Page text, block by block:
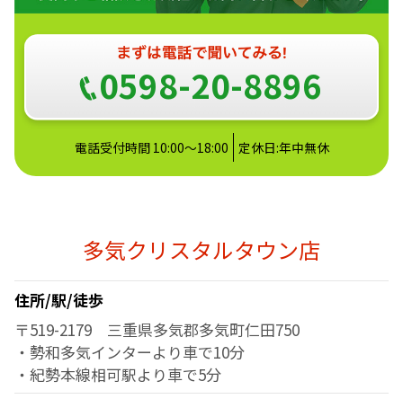
0598-20-8896
電話受付時間 10:00～18:00 定休日:年中無休
多気クリスタルタウン店
住所/駅/徒歩
〒519-2179 三重県多気郡多気町仁田750
・勢和多気インターより車で10分
・紀勢本線相可駅より車で5分